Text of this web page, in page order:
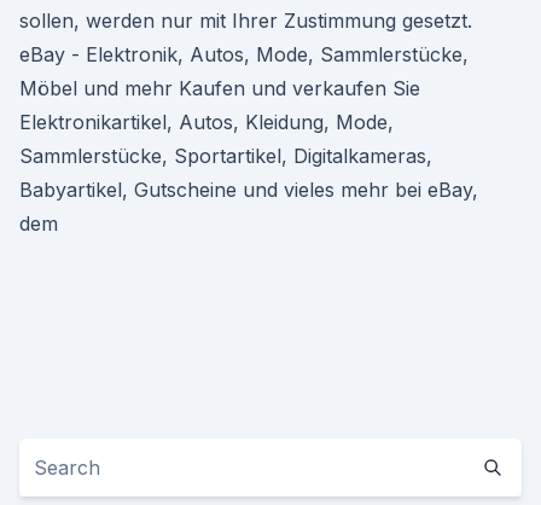
sollen, werden nur mit Ihrer Zustimmung gesetzt.
eBay - Elektronik, Autos, Mode, Sammlerstücke,
Möbel und mehr Kaufen und verkaufen Sie
Elektronikartikel, Autos, Kleidung, Mode,
Sammlerstücke, Sportartikel, Digitalkameras,
Babyartikel, Gutscheine und vieles mehr bei eBay,
dem